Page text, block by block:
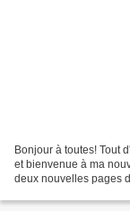
Bonjour à toutes! Tout
et bienvenue à ma
deux nouvelles pages